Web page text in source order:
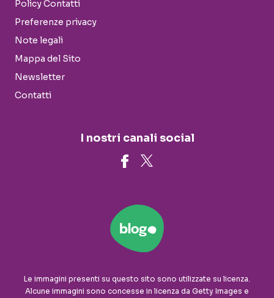
Policy Contatti
Preferenze privacy
Note legali
Mappa del Sito
Newsletter
Contatti
I nostri canali social
Le immagini presenti su questo sito sono utilizzate su licenza.
Alcune immagini sono concesse in licenza da Getty Images e